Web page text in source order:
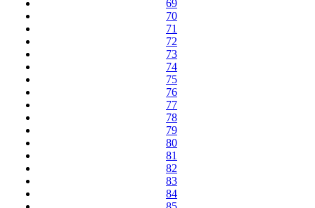
69
70
71
72
73
74
75
76
77
78
79
80
81
82
83
84